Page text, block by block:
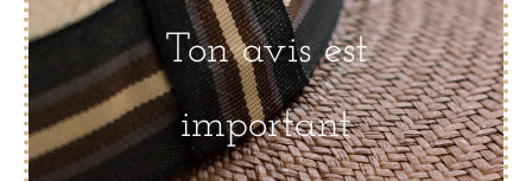
Ton avis est
important